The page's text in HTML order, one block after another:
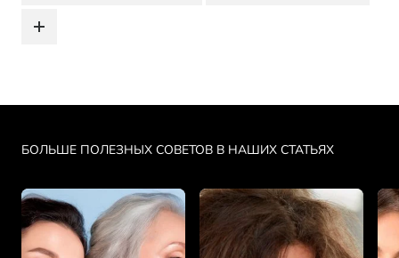
БОЛЬШЕ ПОЛЕЗНЫХ СОВЕТОВ В НАШИХ СТАТЬЯХ